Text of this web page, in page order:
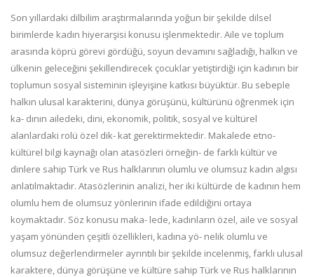
Son yıllardaki dilbilim araştırmalarında yoğun bir şekilde dilsel
birimlerde kadın hiyerarşisi konusu işlenmektedir. Aile ve toplum
arasında köprü görevi gördüğü, soyun devamını sağladığı, halkın ve
ülkenin geleceğini şekillendirecek çocuklar yetiştirdiği için kadının bir
toplumun sosyal sisteminin işleyişine katkısı büyüktür. Bu sebeple
halkın ulusal karakterini, dünya görüşünü, kültürünü öğrenmek için
ka- dının ailedeki, dini, ekonomik, politik, sosyal ve kültürel
alanlardaki rolü özel dik- kat gerektirmektedir. Makalede etno-
kültürel bilgi kaynağı olan atasözleri örneğin- de farklı kültür ve
dinlere sahip Türk ve Rus halklarının olumlu ve olumsuz kadın algısı
anlatılmaktadır. Atasözlerinin analizi, her iki kültürde de kadının hem
olumlu hem de olumsuz yönlerinin ifade edildiğini ortaya
koymaktadır. Söz konusu maka- lede, kadınların özel, aile ve sosyal
yaşam yönünden çeşitli özellikleri, kadına yö- nelik olumlu ve
olumsuz değerlendirmeler ayrıntılı bir şekilde incelenmiş, farklı ulusal
karaktere, dünya görüşüne ve kültüre sahip Türk ve Rus halklarının